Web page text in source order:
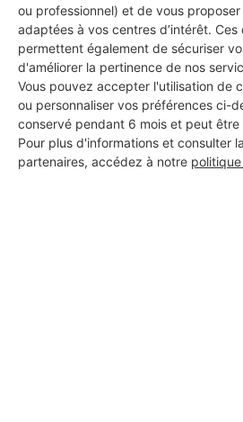
ou professionnel) et de vous
adaptées à vos centres d’intérêt.
permettent également de sécuriser
d'améliorer la pertinence de nos
Vous pouvez accepter l'utilisation de
ou personnaliser vos préférences ci-
conservé pendant 6 mois et peut
Pour plus d'informations et consulter
partenaires, accédez à notre